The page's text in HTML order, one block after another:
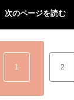
次のページを読む
1 2